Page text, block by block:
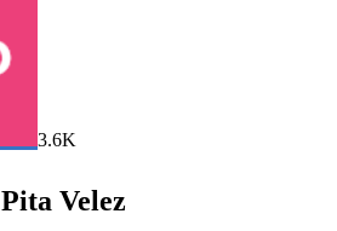
3.6K
Pita Velez